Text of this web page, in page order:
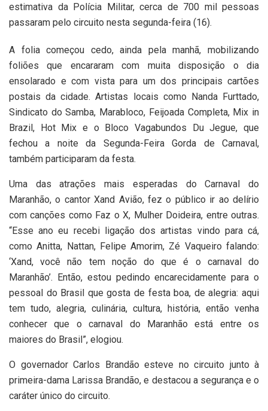
estimativa da Polícia Militar, cerca de 700 mil pessoas
passaram pelo circuito nesta segunda-feira (16).
A folia começou cedo, ainda pela manhã, mobilizando
foliões que encararam com muita disposição o dia
ensolarado e com vista para um dos principais cartões
postais da cidade. Artistas locais como Nanda Furttado,
Sindicato do Samba, Marabloco, Feijoada Completa, Mix in
Brazil, Hot Mix e o Bloco Vagabundos Du Jegue, que
fechou a noite da Segunda-Feira Gorda de Carnaval,
também participaram da festa.
Uma das atrações mais esperadas do Carnaval do
Maranhão, o cantor Xand Avião, fez o público ir ao delírio
com canções como Faz o X, Mulher Doideira, entre outras.
“Esse ano eu recebi ligação dos artistas vindo para cá,
como Anitta, Nattan, Felipe Amorim, Zé Vaqueiro falando:
‘Xand, você não tem noção do que é o carnaval do
Maranhão’. Então, estou pedindo encarecidamente para o
pessoal do Brasil que gosta de festa boa, de alegria: aqui
tem tudo, alegria, culinária, cultura, história, então venha
conhecer que o carnaval do Maranhão está entre os
maiores do Brasil”, elogiou.
O governador Carlos Brandão esteve no circuito junto à
primeira-dama Larissa Brandão, e destacou a segurança e o
caráter único do circuito.